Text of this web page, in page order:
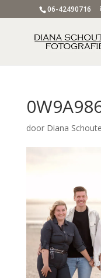
06-42490716
door Diana